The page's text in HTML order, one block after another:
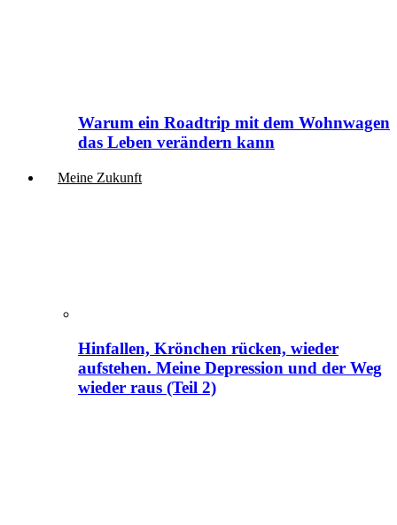
Warum ein Roadtrip mit dem Wohnwagen
das Leben verändern kann
Meine Zukunft
Hinfallen, Krönchen rücken, wieder
aufstehen. Meine Depression und der Weg
wieder raus (Teil 2)